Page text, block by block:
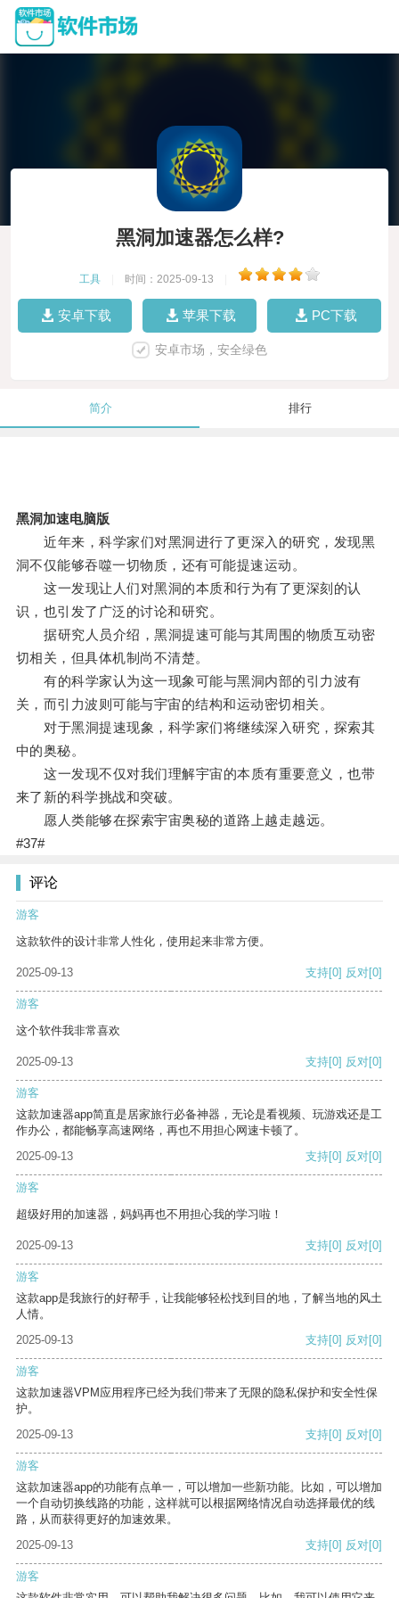
黑洞加速器怎么样?
工具 时间：2025-09-13
安卓下载 苹果下载 PC下载
安卓市场，安全绿色
简介 排行
黑洞加速电脑版
近年来，科学家们对黑洞进行了更深入的研究，发现黑
洞不仅能够吞噬一切物质，还有可能提速运动。
这一发现让人们对黑洞的本质和行为有了更深刻的认
识，也引发了广泛的讨论和研究。
据研究人员介绍，黑洞提速可能与其周围的物质互动密
切相关，但具体机制尚不清楚。
有的科学家认为这一现象可能与黑洞内部的引力波有
关，而引力波则可能与宇宙的结构和运动密切相关。
对于黑洞提速现象，科学家们将继续深入研究，探索其
中的奥秘。
这一发现不仅对我们理解宇宙的本质有重要意义，也带
来了新的科学挑战和突破。
愿人类能够在探索宇宙奥秘的道路上越走越远。
#37#
评论
游客
这款软件的设计非常人性化，使用起来非常方便。
2025-09-13 支持[0] 反对[0]
游客
这个软件我非常喜欢
2025-09-13 支持[0] 反对[0]
游客
这款加速器app简直是居家旅行必备神器，无论是看视频、玩游戏还是工
作办公，都能畅享高速网络，再也不用担心网速卡顿了。
2025-09-13
支持[0] 反对[0]
游客
超级好用的加速器，妈妈再也不用担心我的学习啦！
2025-09-13 支持[0] 反对[0]
游客
这款app是我旅行的好帮手，让我能够轻松找到目的地，了解当地的风土
人情。
2025-09-13
支持[0] 反对[0]
游客
这款加速器VPM应用程序已经为我们带来了无限的隐私保护和安全性保
护。
2025-09-13
支持[0] 反对[0]
游客
这款加速器app的功能有点单一，可以增加一些新功能。比如，可以增加
一个自动切换线路的功能，这样就可以根据网络情况自动选择最优的线
路，从而获得更好的加速效果。
2025-09-13
支持[0] 反对[0]
游客